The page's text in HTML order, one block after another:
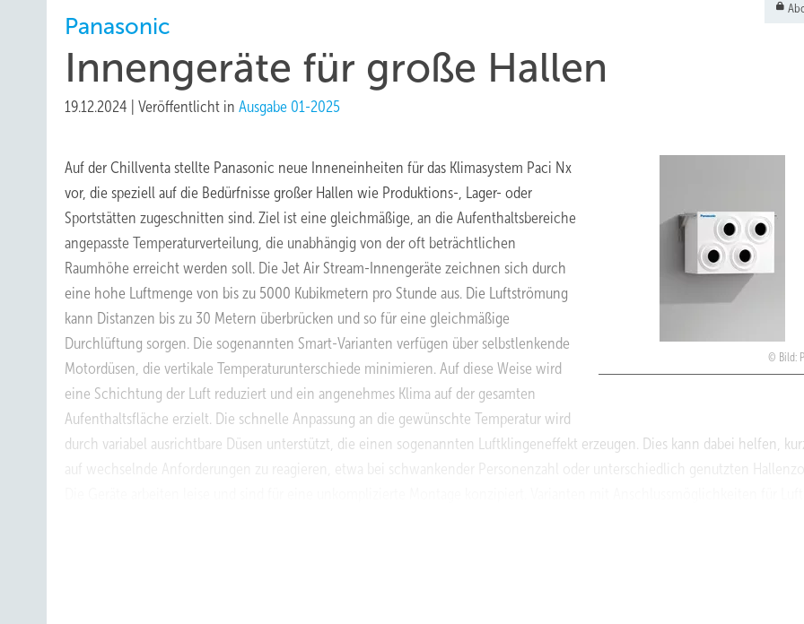
Panasonic
Innengeräte für große Hallen
19.12.2024 Veröffentlicht in Ausgabe 01-2025
Bild:
Auf der Chillventa stellte Panasonic neue Inneneinheiten für das Klimasystem Paci Nx
vor, die speziell auf die Bedürfnisse großer Hallen wie Produktions-, Lager- oder
Sportstätten zugeschnitten sind. Ziel ist eine gleichmäßige, an die Aufenthaltsbereiche
angepasste Temperaturverteilung, die unabhängig von der oft beträchtlichen
Raumhöhe erreicht werden soll. Die Jet Air Stream-Innengeräte zeichnen sich durch
eine hohe Luftmenge von bis zu 5000 Kubikmetern pro Stunde aus. Die Luftströmung
kann Distanzen bis zu 30 Metern überbrücken und so für eine gleichmäßige
Durchlüftung sorgen. Die sogenannten Smart-Varianten verfügen über selbstlenkende
Motordüsen, die vertikale Temperaturunterschiede minimieren. Auf diese Weise wird
eine Schichtung der Luft reduziert und ein angenehmes Klima auf der gesamten
Aufenthaltsfläche erzielt. Die schnelle Anpassung an die gewünschte Temperatur wird
durch variabel ausrichtbare Düsen unterstützt, die einen sogenannten Luftklingeneffekt erzeugen. Dies kann dabei helfen,
auf wechselnde Anforderungen zu reagieren, etwa bei schwankender Personenzahl oder unterschiedlich genutzten